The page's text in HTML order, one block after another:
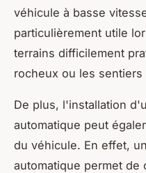
véhicule à basse
particulièrement utile
terrains difficilement
rocheux ou les sentiers
De plus, l'installation
automatique peut
du véhicule. En effet,
automatique permet de